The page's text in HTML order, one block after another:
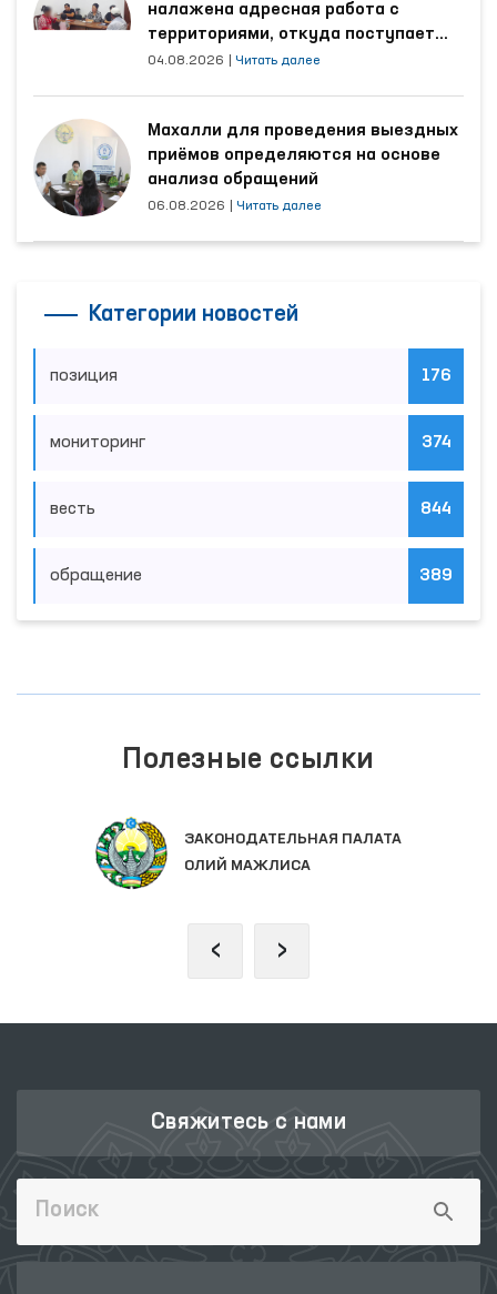
налажена адресная работа с
территориями, откуда поступает
наибольшее количество обращений
04.08.2026 Читать далее
Махалли для проведения выездных
приёмов определяются на основе
анализа обращений
06.08.2026 Читать далее
Категории новостей
позиция 176
мониторинг 374
весть 844
обращение 389
Полезные ссылки
ЗАКОНОДАТЕЛЬНАЯ ПАЛАТА
ОЛИЙ МАЖЛИСА
‹ ›
Свяжитесь с нами